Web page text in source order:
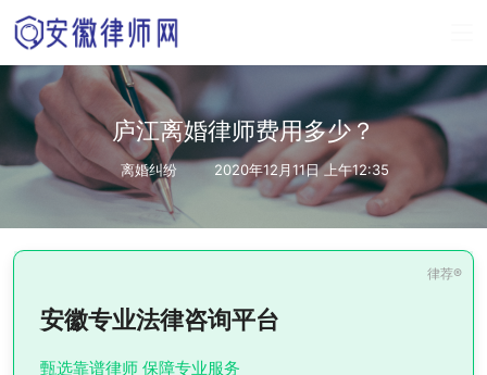
庐江离婚律师费用多少？
离婚纠纷 2020年12月11日 上午12:35
安徽专业法律咨询平台
甄选靠谱律师 保障专业服务